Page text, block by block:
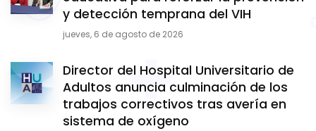
y detección temprana del VIH
jueves, 6 de agosto de 2026
Director del Hospital Universitario de
Adultos anuncia culminación de los
trabajos correctivos tras avería en
sistema de oxígeno